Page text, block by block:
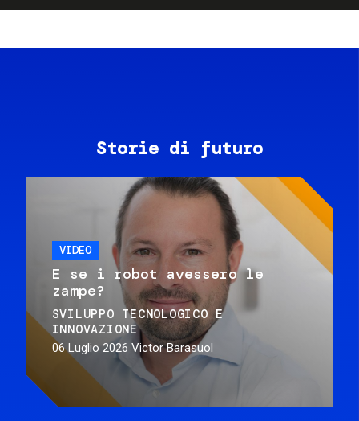
Storie di futuro
VIDEO
E se i robot avessero le
zampe?
SVILUPPO TECNOLOGICO E
INNOVAZIONE
06 Luglio 2026 Victor Barasuol